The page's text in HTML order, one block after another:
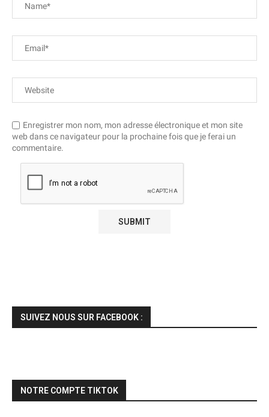
Enregistrer mon nom, mon adresse électronique et mon site
web dans ce navigateur pour la prochaine fois que je ferai un
commentaire.
SUIVEZ NOUS SUR FACEBOOK :
NOTRE COMPTE TIKTOK